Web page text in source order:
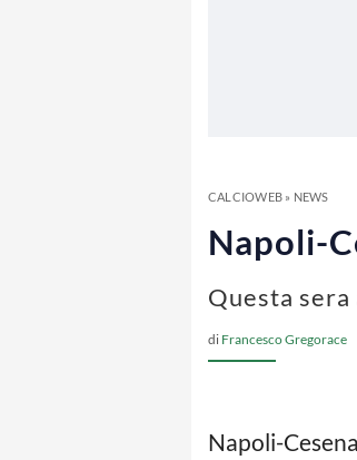
CALCIOWEB» NEWS
Napoli-
Questa
di Francesco Gregorace
Napoli-